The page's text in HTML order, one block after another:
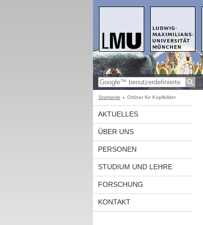
Startseite Ordner für Kopfbilder
AKTUELLES
ÜBER UNS
PERSONEN
STUDIUM UND LEHRE
FORSCHUNG
KONTAKT